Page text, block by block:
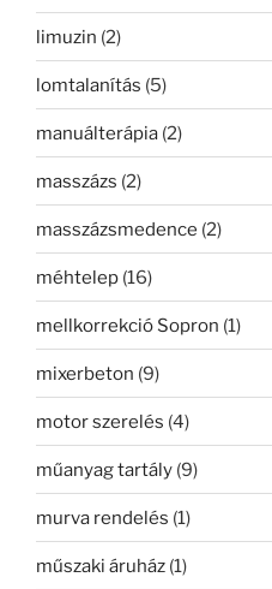
limuzin (2)
lomtalanítás (5)
manuálterápia (2)
masszázs (2)
masszázsmedence (2)
méhtelep (16)
mellkorrekció Sopron (1)
mixerbeton (9)
motor szerelés (4)
műanyag tartály (9)
murva rendelés (1)
műszaki áruház (1)